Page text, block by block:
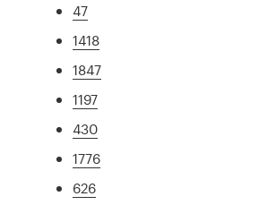
47
1418
1847
1197
430
1776
626